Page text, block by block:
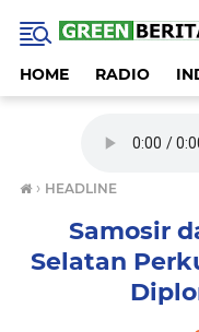
HOME RADIO
› HEADLINE
Samosir
Selatan